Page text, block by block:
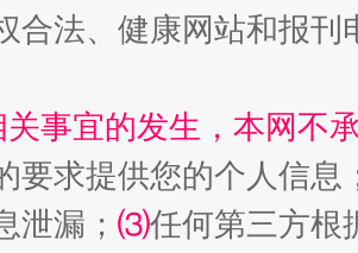
合法、健康网站和报
关事宜的发生，本网不
要求提供您的个人信息
泄漏； ⑶任何第三方根